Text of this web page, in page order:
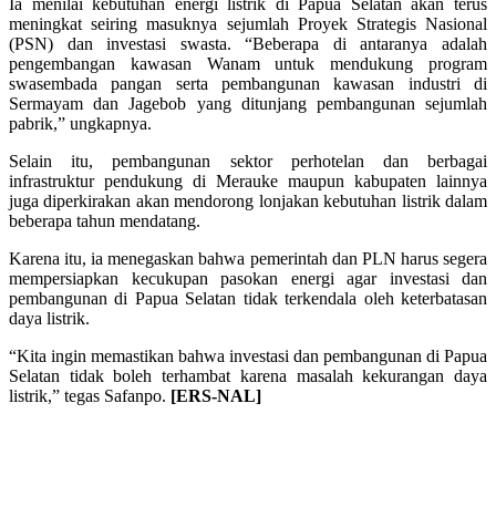
meningkat seiring masuknya sejumlah Proyek Strategis Nasional
(PSN) dan investasi swasta. “Beberapa di antaranya adalah
pengembangan kawasan Wanam untuk mendukung program
swasembada pangan serta pembangunan kawasan industri di
Sermayam dan Jagebob yang ditunjang pembangunan sejumlah
pabrik,” ungkapnya.
Selain itu, pembangunan sektor perhotelan dan berbagai
infrastruktur pendukung di Merauke maupun kabupaten lainnya
juga diperkirakan akan mendorong lonjakan kebutuhan listrik dalam
beberapa tahun mendatang.
Karena itu, ia menegaskan bahwa pemerintah dan PLN harus segera
mempersiapkan kecukupan pasokan energi agar investasi dan
pembangunan di Papua Selatan tidak terkendala oleh keterbatasan
daya listrik.
“Kita ingin memastikan bahwa investasi dan pembangunan di Papua
Selatan tidak boleh terhambat karena masalah kekurangan daya
listrik,” tegas Safanpo. [ERS-NAL]